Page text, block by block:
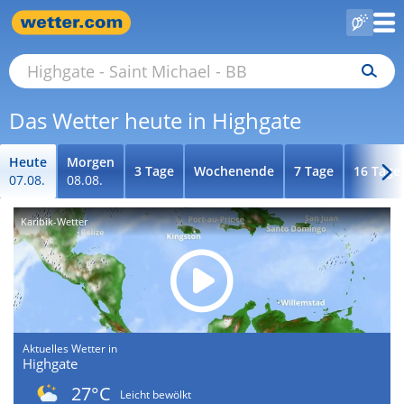
Das Wetter heute in Highgate
Heute
07.08.
Morgen
08.08.
3 Tage Wochenende 7 Tage 16 Tage
Karibik-Wetter
Aktuelles Wetter in
Highgate
27°C
Leicht bewölkt